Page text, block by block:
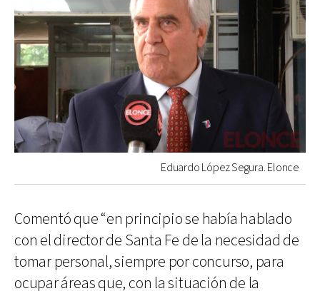
Eduardo López Segura. Elonce
Comentó que “en principio se había hablado
con el director de Santa Fe de la necesidad de
tomar personal, siempre por concurso, para
ocupar áreas que, con la situación de la